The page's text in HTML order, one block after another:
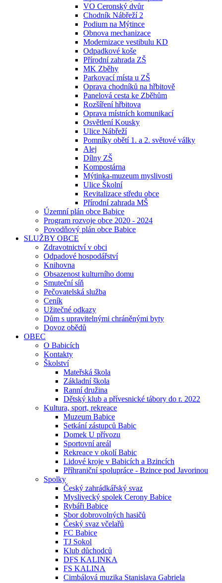
VO Ceronský dvůr
Chodník Nábřeží 2
Podium na Mýtince
Obnova mechanizace
Modernizace vestibulu KD
Odpadkové koše
Přírodní zahrada ZŠ
MK Zběhy
Parkovací místa u ZŠ
Oprava chodníků na hřbitově
Panelová cesta ke Zběhům
Rozšíření hřbitova
Oprava místních komunikací
Osvětlení Kousky
Ulice Nábřeží
Pomníky obětí 1. a 2. světové války
Alej
Dílny ZŠ
Kompostárna
Mýtinka-muzeum myslivosti
Ulice Školní
Revitalizace středu obce
Přírodní zahrada MŠ
Územní plán obce Babice
Program rozvoje obce 2020 - 2024
Povodňový plán obce Babice
SLUŽBY OBCE
Zdravotnictví v obci
Odpadové hospodářství
Knihovna
Obsazenost kulturního domu
Smuteční síň
Pečovatelská služba
Ceník
Užitečné odkazy
Dům s upravitelnými chráněnými byty
Dovoz obědů
OBEC
O Babicích
Kontakty
Školství
Mateřská škola
Základní škola
Ranní družina
Dětský klub a přívesnické tábory do r. 2022
Kultura, sport, rekreace
Muzeum Babice
Setkání zástupců Babic
Domek U přívozu
Sportovní areál
Rekreace v okolí Babic
Lidové kroje v Babicích a Bzincích
Příhraniční spolupráce - Bzince pod Javorinou
Spolky
Český zahrádkářský svaz
Myslivecký spolek Cerony Babice
Rybáři Babice
Sbor dobrovolných hasičů
Český svaz včelařů
FC Babice
TJ Sokol
Klub důchodců
DFS KALINKA
FS KALINA
Cimbálová muzika Stanislava Gabriela